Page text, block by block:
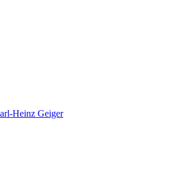
Heinz Geiger